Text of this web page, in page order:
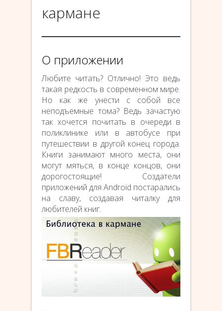
кармане
О приложении
Любите читать? Отлично! Это ведь
такая редкость в современном мире.
Но как же унести с собой все
неподъемные тома? Ведь зачастую
так хочется почитать в очереди в
поликлинике или в автобусе при
путешествии в другой конец города.
Книги занимают много места, они
могут мяться, в конце концов, они
дорогостоящие! Создатели
приложений для Android постарались
на славу, создавая читалку для
любителей книг.